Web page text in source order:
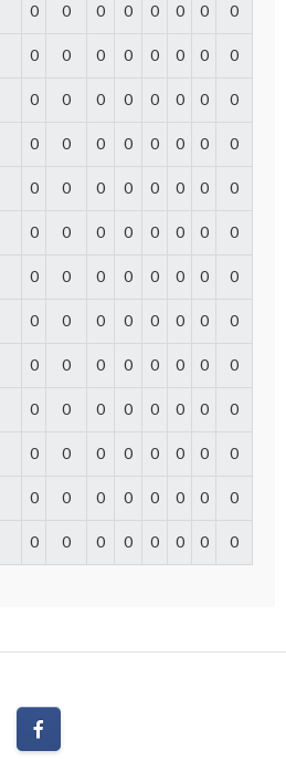
0 0 0 0 0 0 0 0
0 0 0 0 0 0 0 0
0 0 0 0 0 0 0 0
0 0 0 0 0 0 0 0
0 0 0 0 0 0 0 0
0 0 0 0 0 0 0 0
0 0 0 0 0 0 0 0
0 0 0 0 0 0 0 0
0 0 0 0 0 0 0 0
0 0 0 0 0 0 0 0
0 0 0 0 0 0 0 0
0 0 0 0 0 0 0 0
0 0 0 0 0 0 0 0